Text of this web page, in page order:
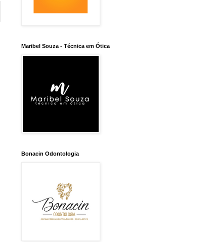
Maribel Souza - Técnica em Ótica
Bonacin Odontologia